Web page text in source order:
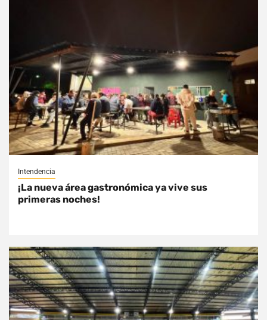
Intendencia
¡La nueva área gastronómica ya vive sus
primeras noches!